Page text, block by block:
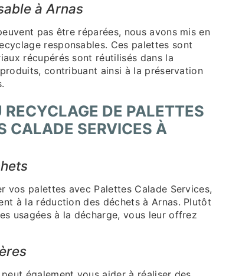
à Arnas
pas être réparées, nous avons mis en
responsables. Ces palettes sont
récupérés sont réutilisés dans la
contribuant ainsi à la préservation
DE PALETTES
CALADE SERVICES À
vos palettes avec Palettes Calade Services,
à la réduction des déchets à Arnas. Plutôt
usagées à la décharge, vous leur offrez